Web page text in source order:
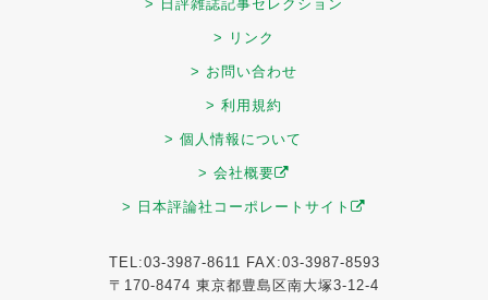
> 日評雑誌記事セレクション
> リンク
> お問い合わせ
> 利用規約
> 個人情報について
> 会社概要
> 日本評論社コーポレートサイト
TEL:03-3987-8611 FAX:03-3987-8593
〒170-8474 東京都豊島区南大塚3-12-4